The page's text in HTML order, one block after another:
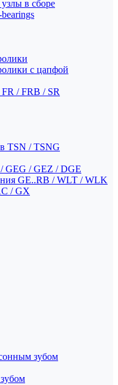
в сборе
с цапфой
/ FRB / SR
TSN / TSNG
GEG / GEZ / DGE
GE..RB / WLT / WLK
/ GX
зубом